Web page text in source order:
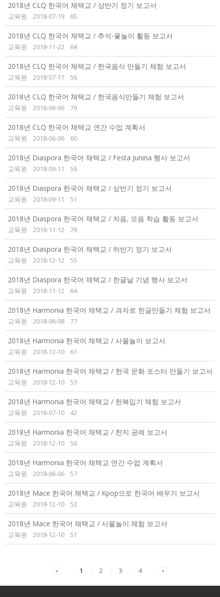
2018년 CLQ 한국어 채택교 / 상반기 정기 보고서
교육원 2018-07-19 65
2018년 CLQ 한국어 채택교 / 추석-윷놀이 활동 보고서
교육원 2018-11-22 64
2018년 CLQ 한국어 채택교 / 한국음식 만들기 체험 보고서
교육원 2018-07-17 56
2018년 CLQ 한국어 채택교 / 한국음식만들기 체험 보고서
교육원 2018-06-06 79
2018년 CLQ 한국어 채택교 연간 수업 계획서
교육원 2018-06-06 60
2018년 Diaspora 한국어 채택교 / Festa Junina 행사 보고서
교육원 2018-09-11 56
2018년 Diaspora 한국어 채택교 / 상반기 정기 보고서
교육원 2018-09-11 51
2018년 Diaspora 한국어 채택교 / 자음, 모음 학습 활동 보고서
교육원 2018-11-12 79
2018년 Diaspora 한국어 채택교 / 하반기 정기 보고서
교육원 2018-12-12 55
2018년 Diaspora 한국어 채택교 / 한글날 기념 행사 보고서
교육원 2018-11-12 64
2018년 Harmonia 한국어 채택교 / 과자로 한글만들기 체험 보고서
교육원 2018-06-08 77
2018년 Harmonia 한국어 채택교 / 사물놀이 보고서
교육원 2018-12-10 61
2018년 Harmonia 한국어 채택교 / 한국 문화 포스터 만들기 보고서
교육원 2018-12-10 53
2018년 Harmonia 한국어 채택교 / 한복입기 체험 보고서
교육원 2018-07-10 42
2018년 Harmonia 한국어 채택교 / 한지 공예 보고서
교육원 2018-12-10 56
2018년 Harmonia 한국어 채택교 연간 수업 계획서
교육원 2018-06-06 57
2018년 Mace 한국어 채택교 / Kpop으로 한국어 배우기 보고서
교육원 2018-12-10 52
2018년 Mace 한국어 채택교 / 사물놀이 체험 보고서
교육원 2018-12-10 51
1 2 3 4